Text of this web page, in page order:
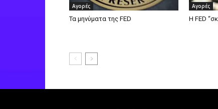
Αγορές
Τα μηνύματα της FED
Αγορές
H FED